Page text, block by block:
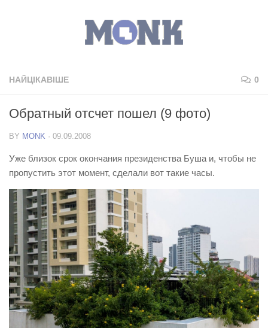
НАЙЦІКАВІШЕ 0
Обратный отсчет пошел (9 фото)
BY MONK · 09.09.2008
Уже близок срок окончания президенства Буша и, чтобы не
пропустить этот момент, сделали вот такие часы.